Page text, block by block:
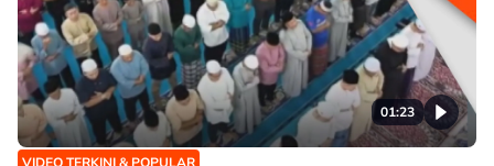
01:23
VIDEO TERKINI & POPULAR